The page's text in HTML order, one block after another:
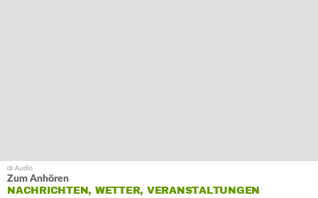
Zum Anhören
NACHRICHTEN, WETTER, VERANSTALTUNGEN